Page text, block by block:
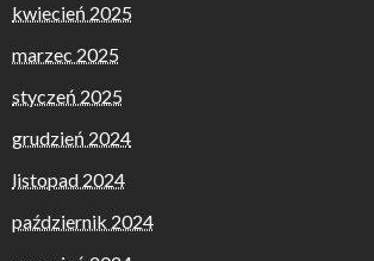
kwiecień 2025
marzec 2025
styczeń 2025
grudzień 2024
listopad 2024
październik 2024